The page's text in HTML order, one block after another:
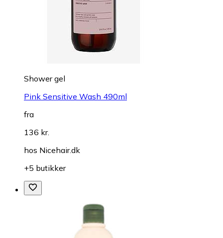
Shower gel
Pink Sensitive Wash 490ml
fra
136 kr.
hos Nicehair.dk
+5 butikker